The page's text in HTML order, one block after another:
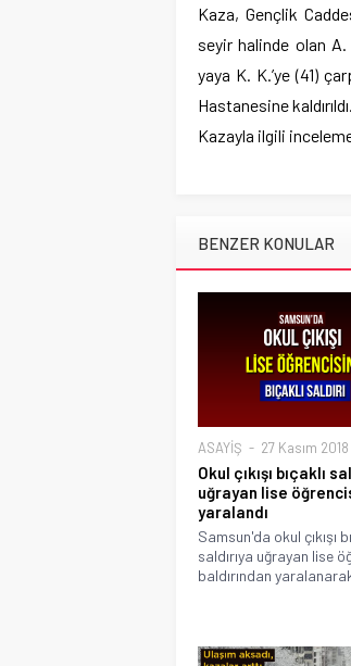
Kaza, Gençlik
seyir halinde olan
yaya K. K.’ye (41)
Hastanesine kaldırıldı.
Kazayla ilgili
BENZER KONULAR
ASAYİŞ 27 Kasım
Okul çıkışı bıçaklı
uğrayan lise
yaralandı
Samsun'da okul çıkışı
saldırıya uğrayan lise
baldırından